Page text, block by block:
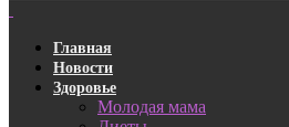
Главная
Новости
Здоровье
Молодая мама